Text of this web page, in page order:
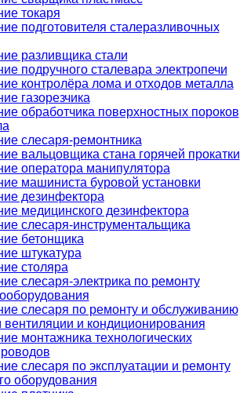
токаря
подготовителя сталеразливочных
разливщика стали
подручного сталевара электропечи
контролёра лома и отходов металла
газорезчика
обработчика поверхностных пороков
слесаря-ремонтника
вальцовщика стана горячей прокатки
оператора манипулятора
машиниста буровой установки
дезинфектора
медицинского дезинфектора
слесаря-инструментальщика
бетонщика
штукатура
столяра
слесаря-электрика по ремонту
слесаря по ремонту и обслуживанию
вентиляции и кондиционирования
монтажника технологических
слесаря по эксплуатации и ремонту
оборудования